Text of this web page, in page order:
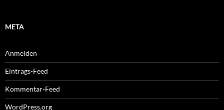
META
Anmelden
Eintrags-Feed
Kommentar-Feed
WordPress.org